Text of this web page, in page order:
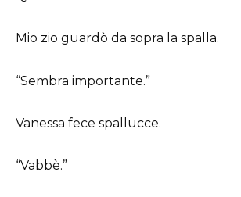
Mio zio guardò da sopra la spalla.
“Sembra importante.”
Vanessa fece spallucce.
“Vabbè.”